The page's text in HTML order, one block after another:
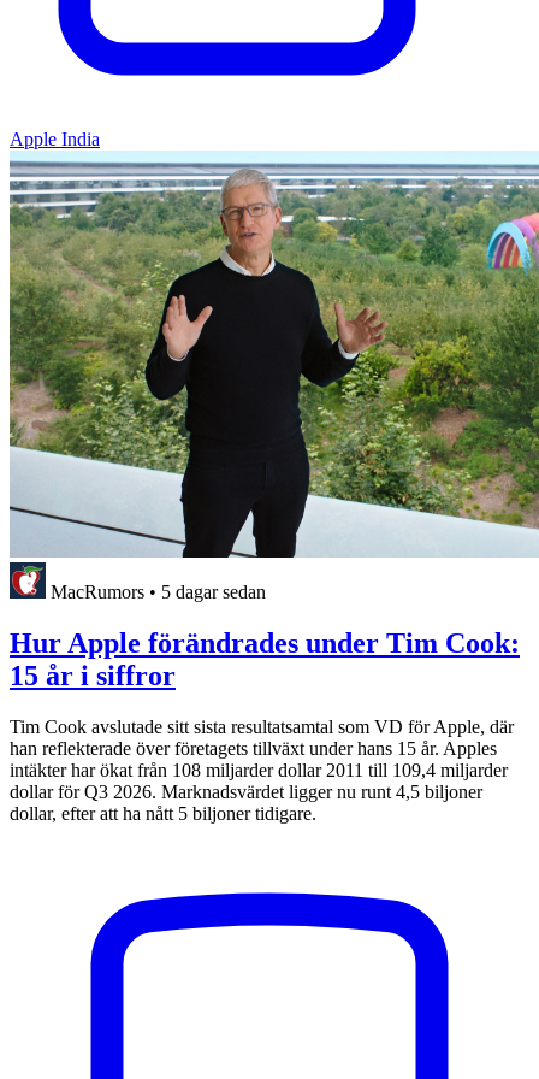
Apple India
MacRumors • 5 dagar sedan
Hur Apple förändrades under Tim Cook:
15 år i siffror
Tim Cook avslutade sitt sista resultatsamtal som VD för Apple, där
han reflekterade över företagets tillväxt under hans 15 år. Apples
intäkter har ökat från 108 miljarder dollar 2011 till 109,4 miljarder
dollar för Q3 2026. Marknadsvärdet ligger nu runt 4,5 biljoner
dollar, efter att ha nått 5 biljoner tidigare.